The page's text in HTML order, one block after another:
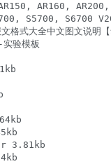
AR160,
S5700, S6700
格式大全中文图文说
验模板
3.81kb